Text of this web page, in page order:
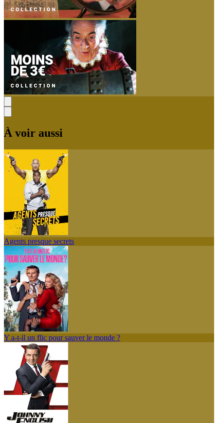
À voir aussi
Agents presque secrets
Y a-t-il un flic pour sauver le monde ?